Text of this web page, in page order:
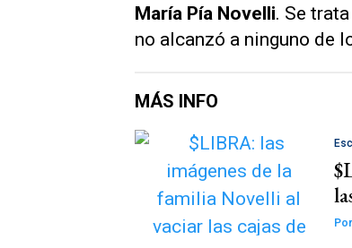
María Pía Novelli. Se
no alcanzó a ninguno de
MÁS INFO
Por